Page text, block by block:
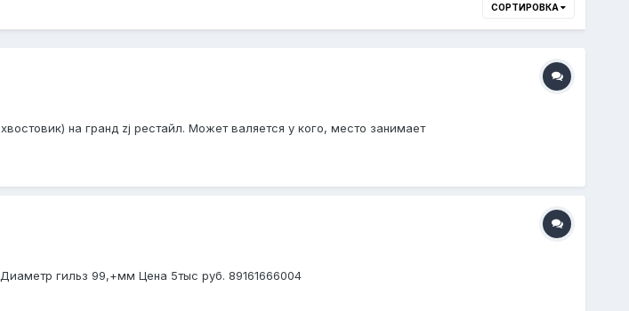
СОРТИРОВКА
на гранд zj рестайл. Может валяется у кого, место занимает
гильз 99,+мм Цена 5тыс руб. 89161666004